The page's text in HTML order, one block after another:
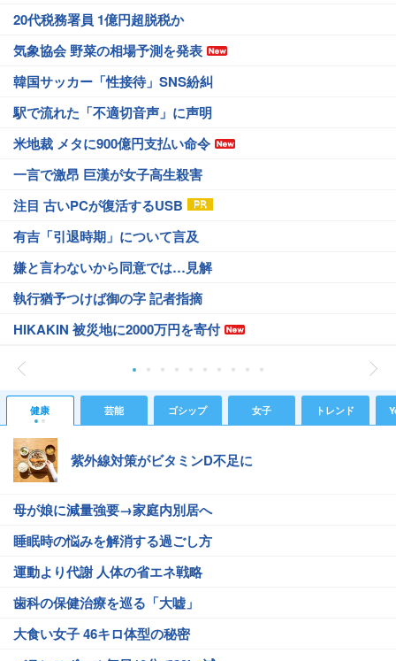
20代税務署員 1億円超脱税か
気象協会 野菜の相場予測を発表
韓国サッカー「性接待」SNS紛糾
駅で流れた「不適切音声」に声明
米地裁 メタに900億円支払い命令
一言で激昂 巨漢が女子高生殺害
注目 古いPCが復活するUSB
有吉「引退時期」について言及
嫌と言わないから同意では…見解
執行猶予つけば御の字 記者指摘
HIKAKIN 被災地に2000万円を寄付
健康 芸能 ゴシップ 女子 トレンド
紫外線対策がビタミンD不足に
母が娘に減量強要→家庭内別居へ
睡眠時の悩みを解消する過ごし方
運動より代謝 人体の省エネ戦略
歯科の保健治療を巡る「大嘘」
大食い女子 46キロ体型の秘密